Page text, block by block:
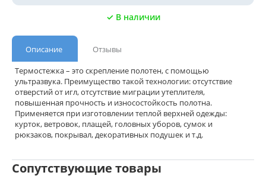
✓ В наличии
Описание
Отзывы
Термостежка – это скрепление полотен, с помощью
ультразвука. Преимущество такой технологии: отсутствие
отверстий от игл, отсутствие миграции утеплителя,
повышенная прочность и износостойкость полотна.
Применяется при изготовлении теплой верхней одежды:
курток, ветровок, плащей, головных уборов, сумок и
рюкзаков, покрывал, декоративных подушек и т.д.
Сопутствующие товары